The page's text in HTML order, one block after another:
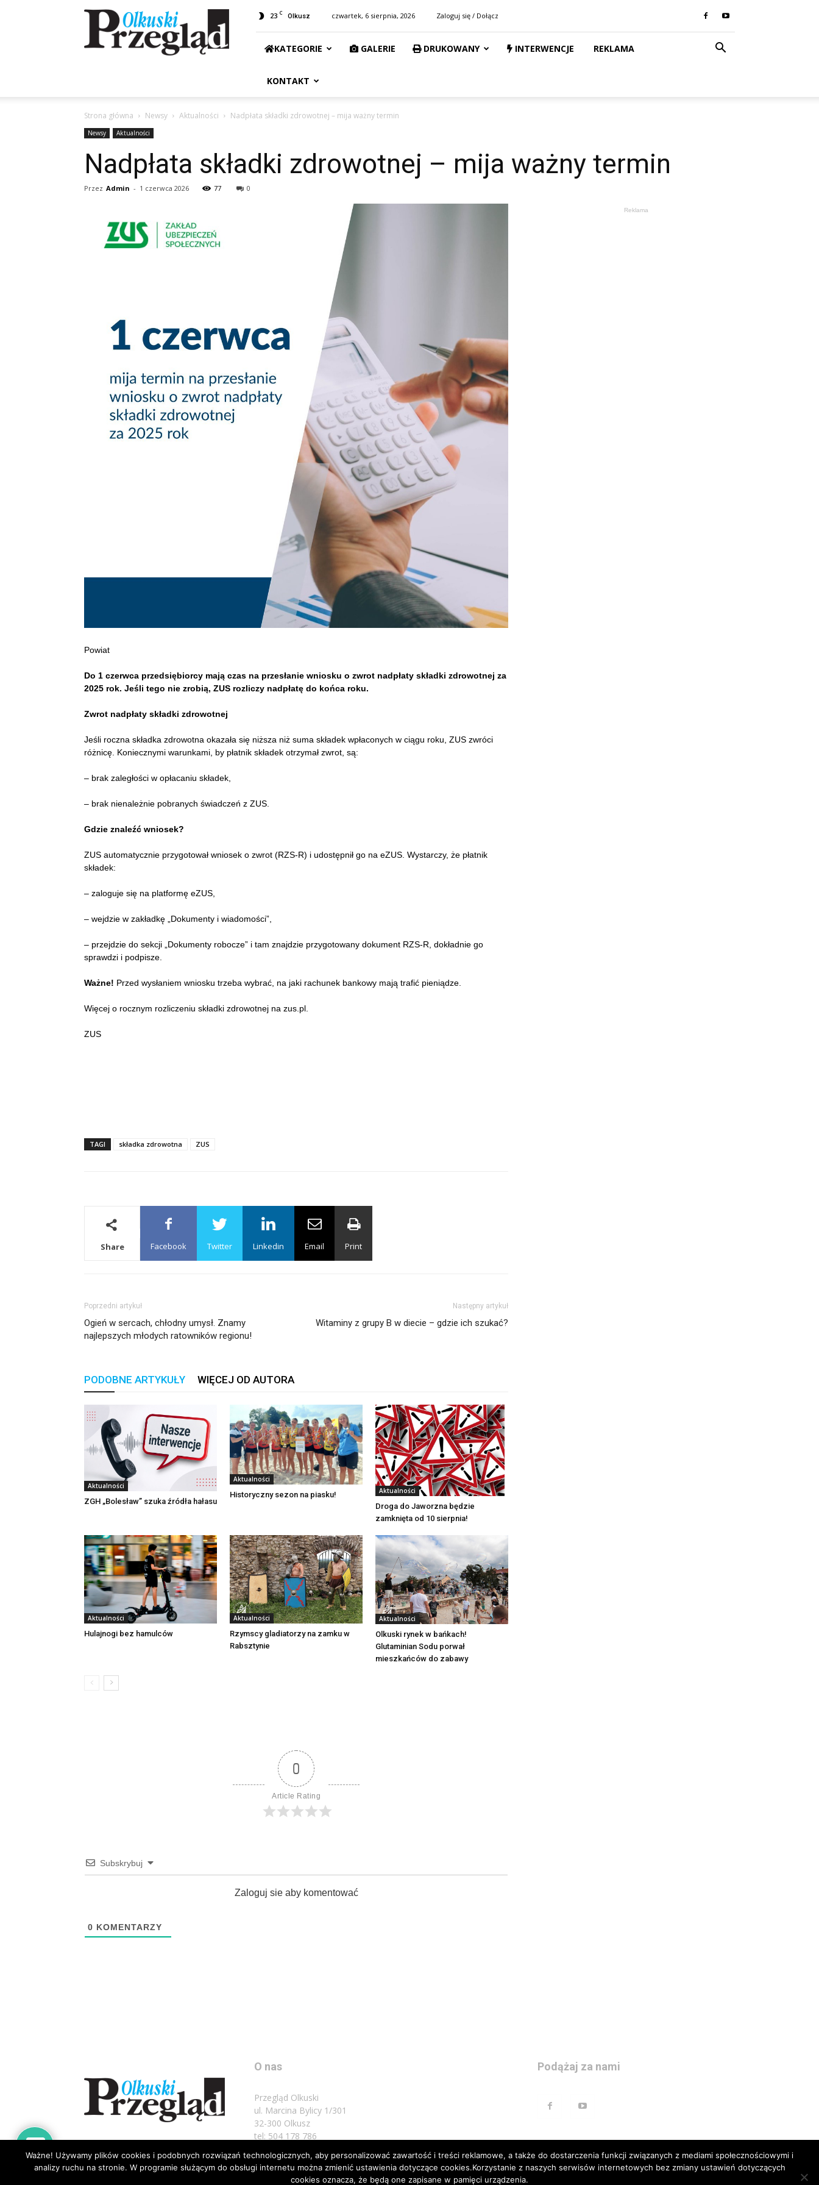
Przegląd
Olkuski
23 C Olkusz czwartek, 6 sierpnia, 2026 Zaloguj się / Dołącz
KATEGORIE GALERIE DRUKOWANY INTERWENCJE REKLAMA
KONTAKT
Strona główna Newsy Aktualności Nadpłata składki zdrowotnej – mija ważny termin
Newsy Aktualności
Nadpłata składki zdrowotnej – mija ważny termin
Przez Admin - 1 czerwca 2026 77 0
Powiat
Do 1 czerwca przedsiębiorcy mają czas na przesłanie wniosku o zwrot nadpłaty składki zdrowotnej za
2025 rok. Jeśli tego nie zrobią, ZUS rozliczy nadpłatę do końca roku.
Zwrot nadpłaty składki zdrowotnej
Jeśli roczna składka zdrowotna okazała się niższa niż suma składek wpłaconych w ciągu roku, ZUS zwróci
różnicę. Koniecznymi warunkami, by płatnik składek otrzymał zwrot, są:
– brak zaległości w opłacaniu składek,
– brak nienależnie pobranych świadczeń z ZUS.
Gdzie znaleźć wniosek?
ZUS automatycznie przygotował wniosek o zwrot (RZS-R) i udostępnił go na eZUS. Wystarczy, że płatnik
składek:
– zaloguje się na platformę eZUS,
– wejdzie w zakładkę „Dokumenty i wiadomości”,
– przejdzie do sekcji „Dokumenty robocze” i tam znajdzie przygotowany dokument RZS-R, dokładnie go
sprawdzi i podpisze.
Ważne! Przed wysłaniem wniosku trzeba wybrać, na jaki rachunek bankowy mają trafić pieniądze.
Więcej o rocznym rozliczeniu składki zdrowotnej na zus.pl.
ZUS
TAGI składka zdrowotna ZUS
Share Facebook Twitter Linkedin Email Print
Poprzedni artykuł
Ogień w sercach, chłodny umysł. Znamy
najlepszych młodych ratowników regionu!
Następny artykuł
Witaminy z grupy B w diecie – gdzie ich szukać?
PODOBNE ARTYKUŁY WIĘCEJ OD AUTORA
Aktualności
ZGH „Bolesław” szuka źródła hałasu
Aktualności
Historyczny sezon na piasku! Aktualności
Droga do Jaworzna będzie
zamknięta od 10 sierpnia!
Aktualności
Hulajnogi bez hamulców
Aktualności
Rzymscy gladiatorzy na zamku w
Rabsztynie
Aktualności
Olkuski rynek w bańkach!
Glutaminian Sodu porwał
mieszkańców do zabawy
0
Article Rating
Subskrybuj
Zaloguj sie aby komentować
0 KOMENTARZY
Reklama
O nas
Przegląd Olkuski
ul. Marcina Bylicy 1/301
32-300 Olkusz
tel: 504 178 786
Napisz do nas: biuro@przeglad.olkuski.pl
Podążaj za nami
Ważne! Używamy plików cookies i podobnych rozwiązań technologicznych, aby personalizować zawartość i treści reklamowe, a także do dostarczenia funkcji związanych z mediami społecznościowymi i
analizy ruchu na stronie. W programie służącym do obsługi internetu można zmienić ustawienia dotyczące cookies.Korzystanie z naszych serwisów internetowych bez zmiany ustawień dotyczących
cookies oznacza, że będą one zapisane w pamięci urządzenia.